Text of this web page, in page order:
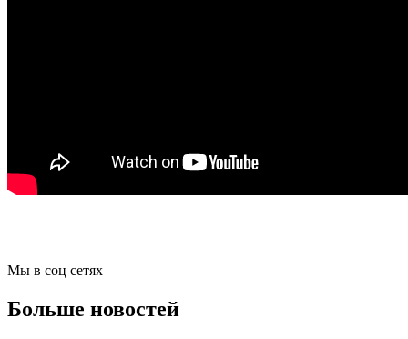
Мы в соц сетях
Больше новостей